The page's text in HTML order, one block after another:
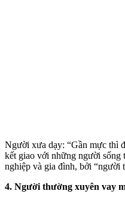
Người xưa dạy: “Gần mực thì
kết giao với những người sống
nghiệp và gia đình, bởi “người
4. Người thường xuyên vay